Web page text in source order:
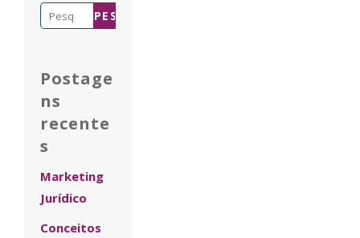
Pesquisar
Postage
ns
recente
s
Marketing
Jurídico
Conceitos